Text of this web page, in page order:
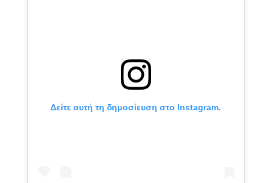
Δείτε αυτή τη δημοσίευση στο Instagram.